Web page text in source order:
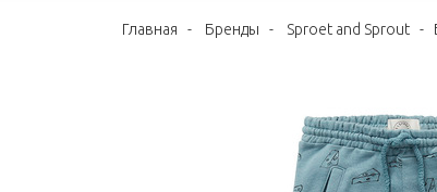
Главная - Бренды - Sproet and Sprout -